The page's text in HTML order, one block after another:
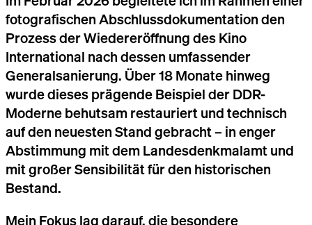
fotografischen Abschlussdokumentation den
Prozess der Wiedereröffnung des Kino
International nach dessen umfassender
Generalsanierung. Über 18 Monate hinweg
wurde dieses prägende Beispiel der DDR-
Moderne behutsam restauriert und technisch
auf den neuesten Stand gebracht – in enger
Abstimmung mit dem Landesdenkmalamt und
mit großer Sensibilität für den historischen
Bestand.
Mein Fokus lag darauf, die besondere